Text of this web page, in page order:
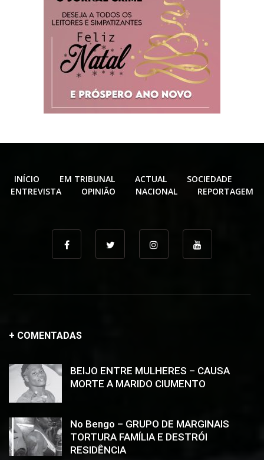
INÍCIO EM TRIBUNAL ACTUAL
SOCIEDADE
ENTREVISTA
OPINIÃO NACIONAL REPORTAGEM
+ COMENTADAS
BEIJO ENTRE MULHERES – CAUSA
MORTE A MARIDO CIUMENTO
No Bengo – GRUPO DE MARGINAIS
TORTURA FAMÍLIA E DESTRÓI
RESIDÊNCIA